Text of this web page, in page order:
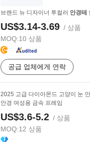
브랜드 뉴 디자이너 투컬러 안경테
US$3.14-3.69 / 상품
MOQ:10 상품
공급 업체에게 연락
2025 고급 다이아몬드 고양이 눈
안경 여성용 금속 프레임
US$3.6-5.2 / 상품
MOQ:12 상품